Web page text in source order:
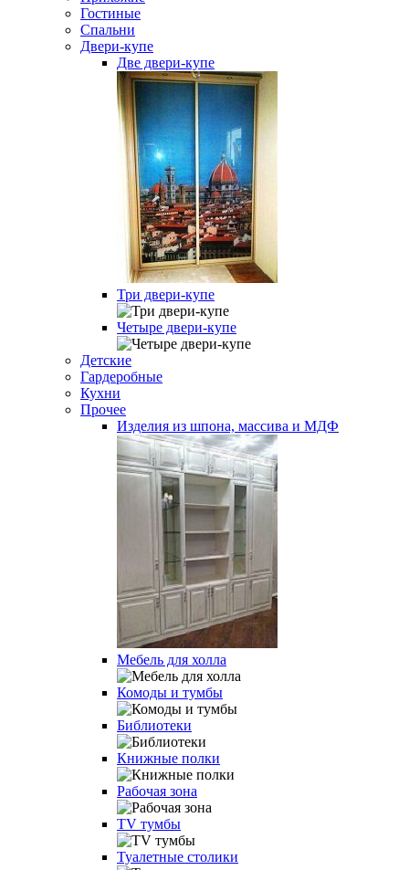
Гостиные
Спальни
Двери-купе
Две двери-купе
Три двери-купе
Четыре двери-купе
Детские
Гардеробные
Кухни
Прочее
Изделия из шпона, массива и МДФ
Мебель для холла
Комоды и тумбы
Библиотеки
Книжные полки
Рабочая зона
TV тумбы
Туалетные столики